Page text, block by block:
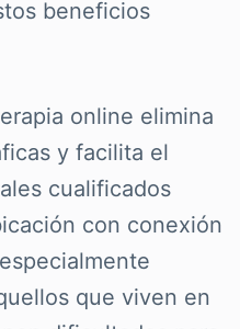
beneficios
online elimina
y facilita el
cualificados
con conexión
que viven en